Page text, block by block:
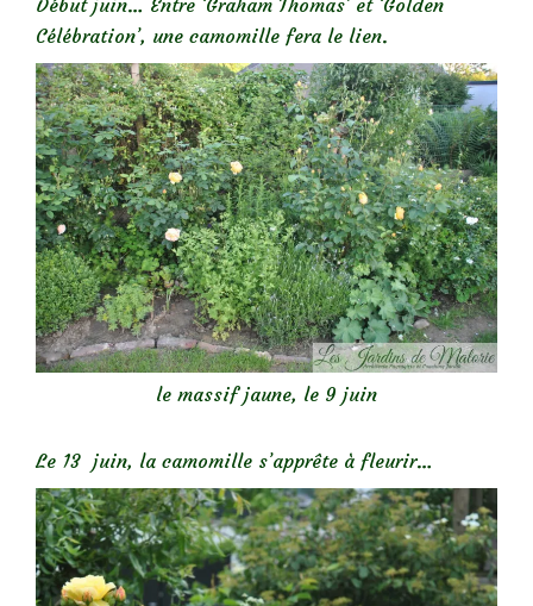
Début juin… Entre ‘Graham Thomas’ et ‘Golden
Célébration’, une camomille fera le lien.
le massif jaune, le 9 juin
Le 13 juin, la camomille s’apprête à fleurir…